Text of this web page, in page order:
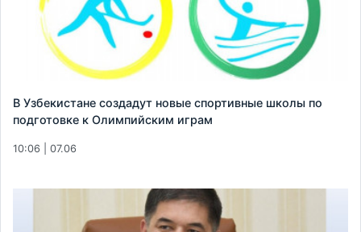
В Узбекистане создадут новые спортивные школы по
подготовке к Олимпийским играм
10:06 | 07.06